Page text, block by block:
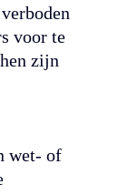
voor te
zijn
wet- of